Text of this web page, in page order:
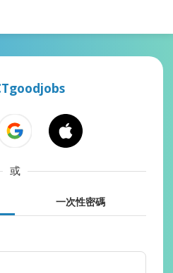
或
一次性密碼